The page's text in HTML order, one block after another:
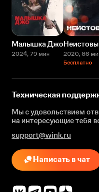
Малышка Джо
2024, 79 мин 2020, 86
Бесплатно
Техническая
Мы с удовольствием
на интересующиетебя
support@wink.ru
Написать в чат